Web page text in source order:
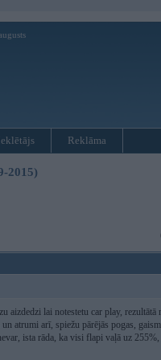
Reklāma
2015)
aizdedzi lai notestetu car play, rezultātā
atrumi arī, spiežu pārējās pogas,
ista rāda, ka visi flapi vaļā uz